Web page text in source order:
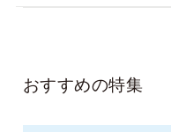
おすすめの特集